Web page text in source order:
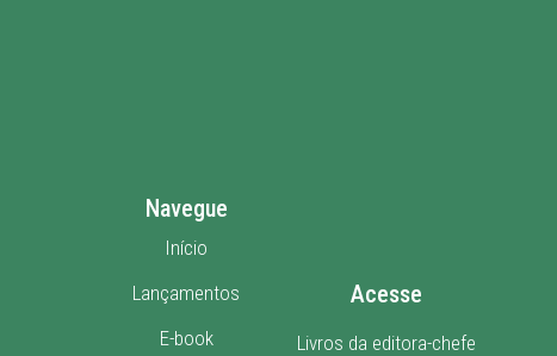
Navegue
Início
Lançamentos
E-book
Acesse
Livros da editora-chefe